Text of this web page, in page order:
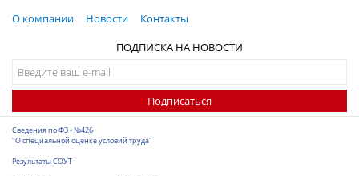
О компании Новости
Контакты
ПОДПИСКА НА НОВОСТИ
Подписаться
Сведения по ФЗ - №426
"О специальной оценке условий труда"
Результаты СОУТ